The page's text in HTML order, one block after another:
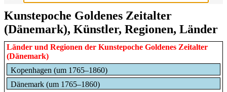
Kunstepoche Goldenes Zeitalter
(Dänemark), Künstler, Regionen, Länder
Länder und Regionen der Kunstepoche Goldenes Zeitalter
(Dänemark)
Kopenhagen (um 1765–1860)
Dänemark (um 1765–1860)